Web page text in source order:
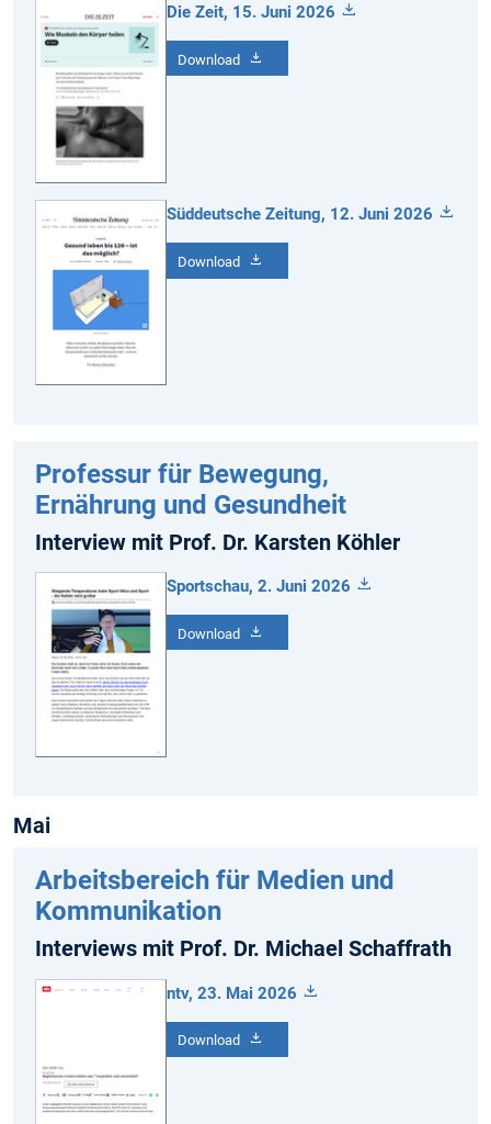
Die Zeit, 15. Juni 2026
Download
Süddeutsche Zeitung, 12. Juni 2026
Download
Professur für Bewegung,
Ernährung und Gesundheit
Interview mit Prof. Dr. Karsten Köhler
Sportschau, 2. Juni 2026
Download
Mai
Arbeitsbereich für Medien und
Kommunikation
Interviews mit Prof. Dr. Michael Schaffrath
ntv, 23. Mai 2026
Download